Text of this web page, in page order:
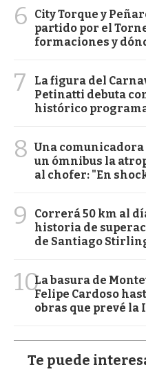
6
City Torque y
partido por el
formaciones y
7
La figura del
Petinatti debuta
histórico
8 Una comunicadora
un ómnibus la
al chofer: "En
9
Correrá 50 km al
historia de
de Santiago
10La basura de
Felipe Cardoso
obras que prevé la
Te puede